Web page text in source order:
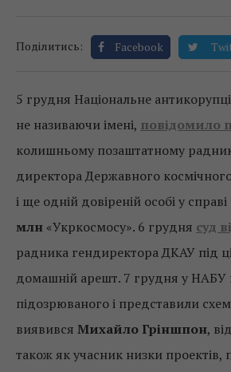
Поділитись: Facebook
5 грудня Національне
не називаючи імені, повідомило
колишньому позаштатному
директора Державного
і ще одній довіреній особі у
млн «Укркосмосу». 6 грудня суд
радника гендиректора ДКАУ під
домашній арешт. 7 грудня у НАБУ
підозрюваного і представили
виявився Михайло Гріншпон,
також як учасник низки проектів,